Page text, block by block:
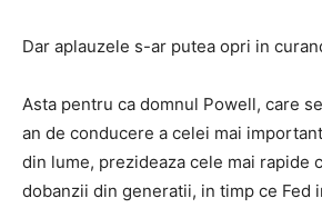
Dar aplauzele s-ar putea opri in
Asta pentru ca domnul Powell, care
an de conducere a celei mai
din lume, prezideaza cele mai rapide
dobanzii din generatii, in timp ce Fed